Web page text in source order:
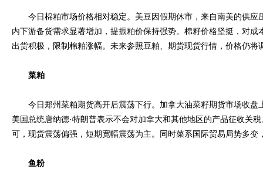
今日棉粕市场价格相对稳定。美豆因假期休市，来自南美的供应
内下游备货需求显著增加，提振粕价保持强势。棉籽价格坚挺，对
出货积极，限制棉粕涨幅。未来参照豆粕、期货现货行情，价格仍将
菜粕
今日郑州菜粕期货高开后震荡下行。加拿大油菜籽期货市场收盘
美国总统唐纳德·特朗普表示不会对加拿大和其他地区的产品征收关
可，现货震荡偏强，短期宽幅震荡为主。同时菜系国际贸易局势多变
鱼粉